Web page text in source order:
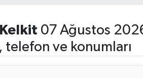
Kelkit 07 Ağustos
telefon ve konumları